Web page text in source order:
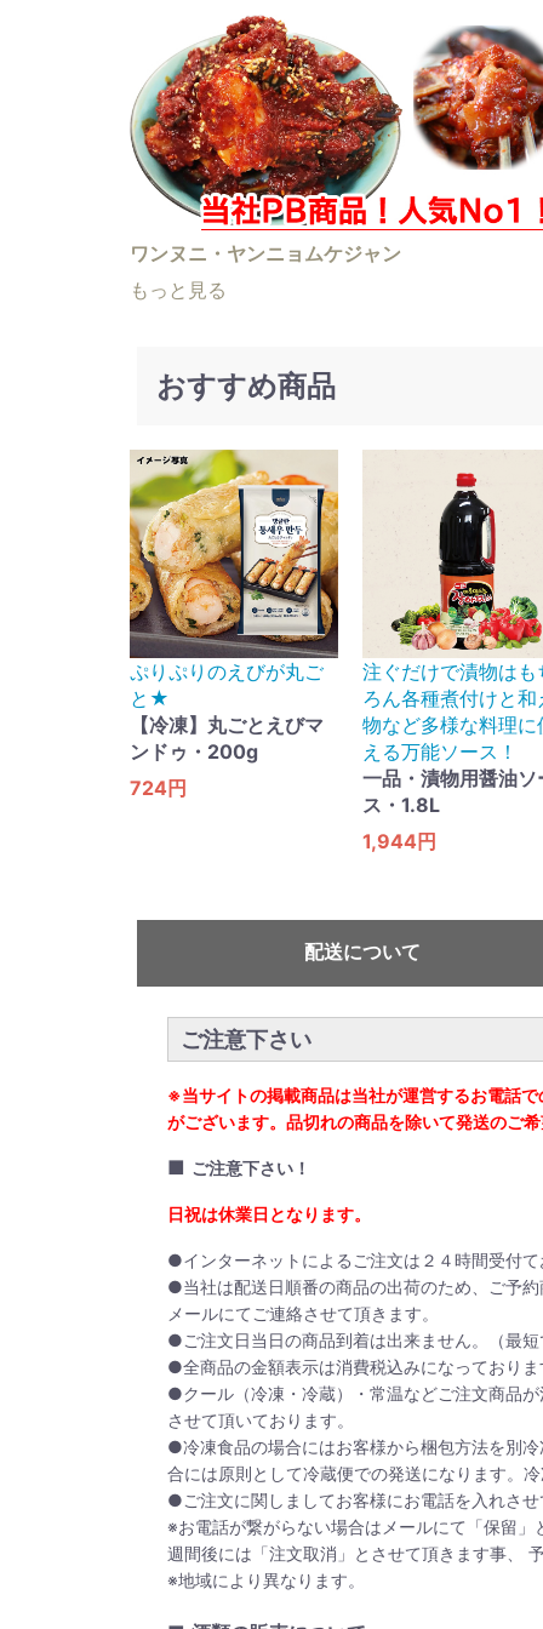
ワンヌニ・ヤンニョムケジャン
もっと見る
おすすめ商品
ぷりぷりのえびが丸ご
と★
【冷凍】丸ごとえびマ
ンドゥ・200g
724円
注ぐだけで漬物はも
ろん各種煮付けと和
物など多様な料理に
える万能ソース！
一品・漬物用醤油ソ
ス・1.8L
1,944円
配送について
ご注意下さい
※当サイトの掲載商品は当社が運営するお電話
がございます。品切れの商品を除いて発送のご
■ ご注意下さい！
日祝は休業日となります。
●インターネットによるご注文は２４時間受付
●当社は配送日順番の商品の出荷のため、ご予
メールにてご連絡させて頂きます。
●ご注文日当日の商品到着は出来ません。（最
●全商品の金額表示は消費税込みになっておりま
●クール（冷凍・冷蔵）・常温などご注文商品
させて頂いております。
●冷凍食品の場合にはお客様から梱包方法を別
合には原則として冷蔵便での発送になります。
●ご注文に関しましてお客様にお電話を入れさ
※お電話が繋がらない場合はメールにて「保留
週間後には「注文取消」とさせて頂きます事、
※地域により異なります。